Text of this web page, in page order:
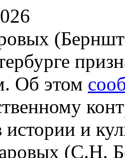
Об этом
истории и
(С.Н.